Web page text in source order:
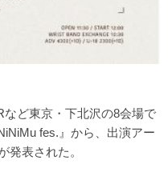
ど東京・下北沢の8会場で
fes.』から、出演アー
発表された。